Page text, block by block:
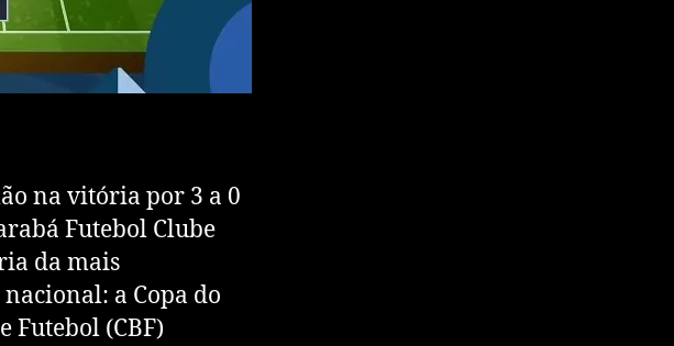
na vitória por 3 a 0
Futebol Clube
da mais
a Copa do
Futebol (CBF)